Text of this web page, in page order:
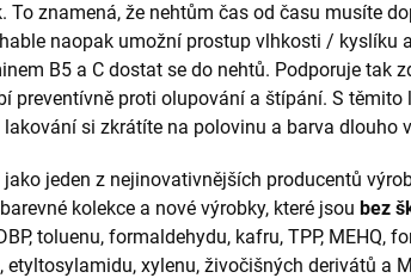
To znamená, že nehtům čas od času musíte
naopak umožní prostup vlhkosti / kyslíku
B5 a C dostat se do nehtů. Podporuje tak
preventívně proti olupování a štípání. S
lakování si zkrátíte na polovinu a barva dlouho
jako jeden z nejinovativnějších producentů
kolekce a nové výrobky, které jsou bez
toluenu, formaldehydu, kafru, TPP, MEHQ,
etyltosylamidu, xylenu, živočišných derivátů a